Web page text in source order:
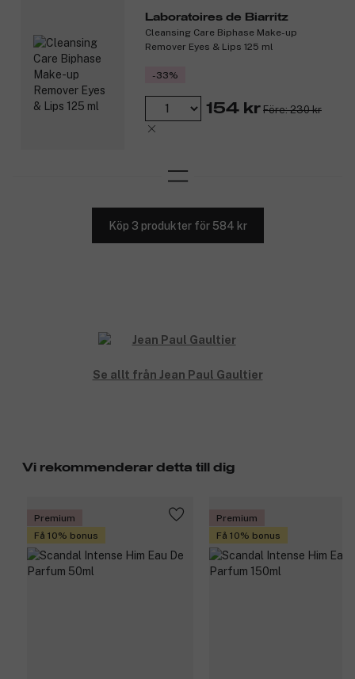
Laboratoires de Biarritz
Cleansing Care Biphase Make-up
Remover Eyes & Lips 125 ml
-33%
154 kr Före: 230 kr
Köp 3 produkter för 584 kr
Se allt från Jean Paul Gaultier
Vi rekommenderar detta till dig
Premium
Få 10% bonus
Premium
Få 10% bonus